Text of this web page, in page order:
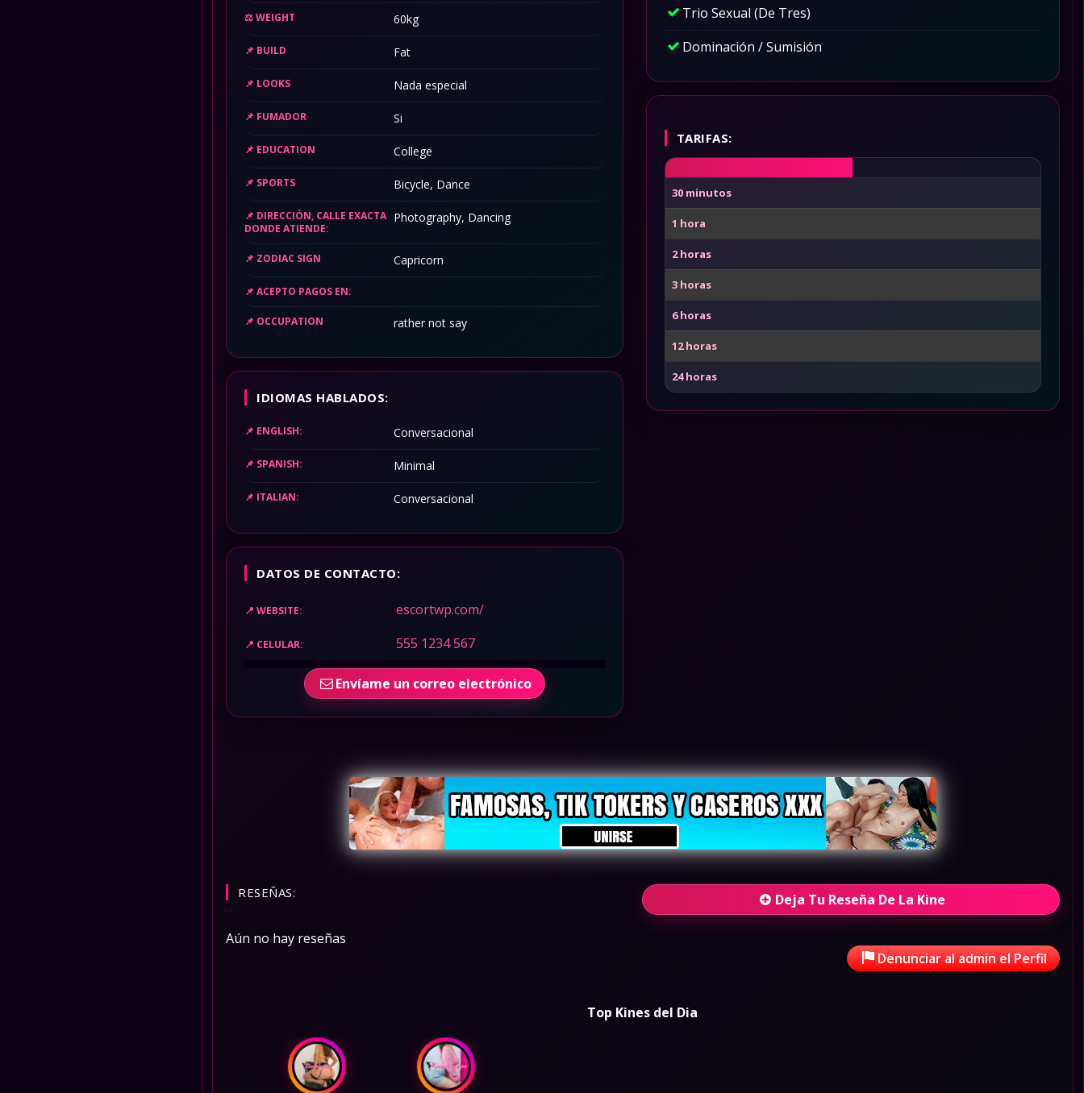
WEIGHT 60kg
BUILD Fat
LOOKS Nada especial
FUMADOR Si
EDUCATION College
SPORTS Bicycle, Dance
DIRECCIÓN, CALLE EXACTA
DONDE ATIENDE:
Photography, Dancing
ZODIAC SIGN Capricorn
ACEPTO PAGOS EN:
OCCUPATION rather not say
IDIOMAS HABLADOS:
ENGLISH: Conversacional
SPANISH: Minimal
ITALIAN: Conversacional
DATOS DE CONTACTO:
WEBSITE: escortwp.com/
CELULAR: 555 1234 567
Envíame un correo electrónico
Trio Sexual (De Tres)
Dominación / Sumisión
TARIFAS:
30 minutos
1 hora
2 horas
3 horas
6 horas
12 horas
24 horas
RESEÑAS: Deja Tu Reseña De La Kine
Aún no hay reseñas
Denunciar al admin el Perfil
Top Kines del Dia